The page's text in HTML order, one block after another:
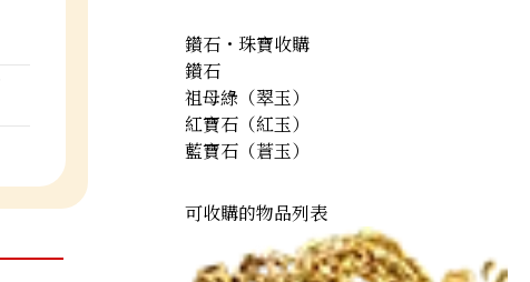
鑽石・珠寶收購
鑽石
祖母綠（翠玉）
紅寶石（紅玉）
藍寶石（蒼玉）
可收購的物品列表